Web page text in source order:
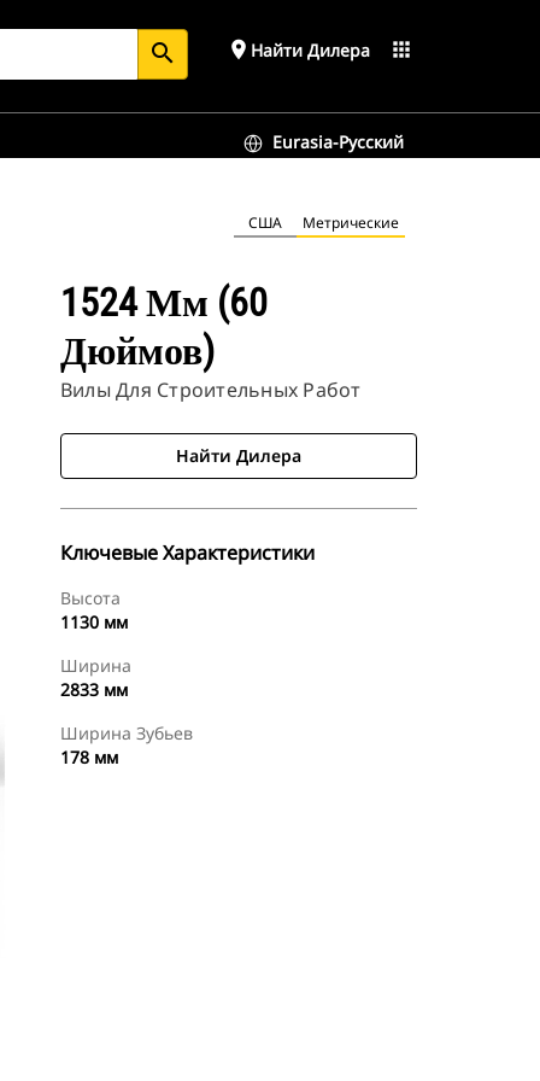
search place Найти Дилера apps
Eurasia-Русский
США Метрические
1524 Мм (60
Дюймов)
Вилы Для Строительных Работ
Найти Дилера
Ключевые Характеристики
Высота
1130 мм
Ширина
2833 мм
Ширина Зубьев
178 мм